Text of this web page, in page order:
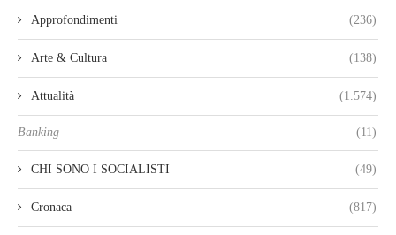
Approfondimenti (236)
Arte & Cultura (138)
Attualità (1.574)
Banking (11)
CHI SONO I SOCIALISTI (49)
Cronaca (817)